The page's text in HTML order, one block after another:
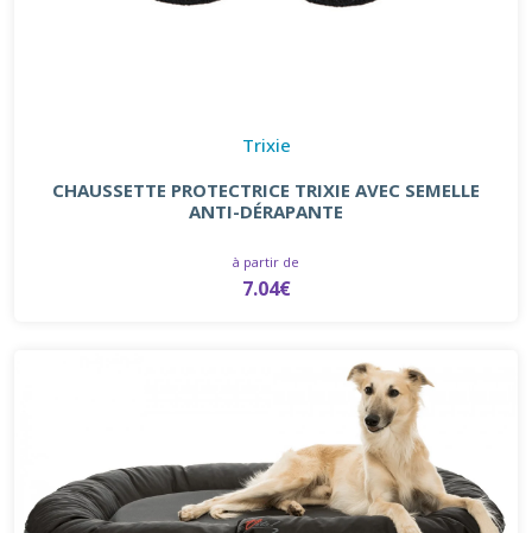
Trixie
CHAUSSETTE PROTECTRICE TRIXIE AVEC SEMELLE
ANTI-DÉRAPANTE
à partir de
7.04€